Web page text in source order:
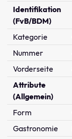
Identifikation
(FvB/BDM)
Kategorie
Nummer
Vorderseite
Attribute
(Allgemein)
Form
Gastronomie